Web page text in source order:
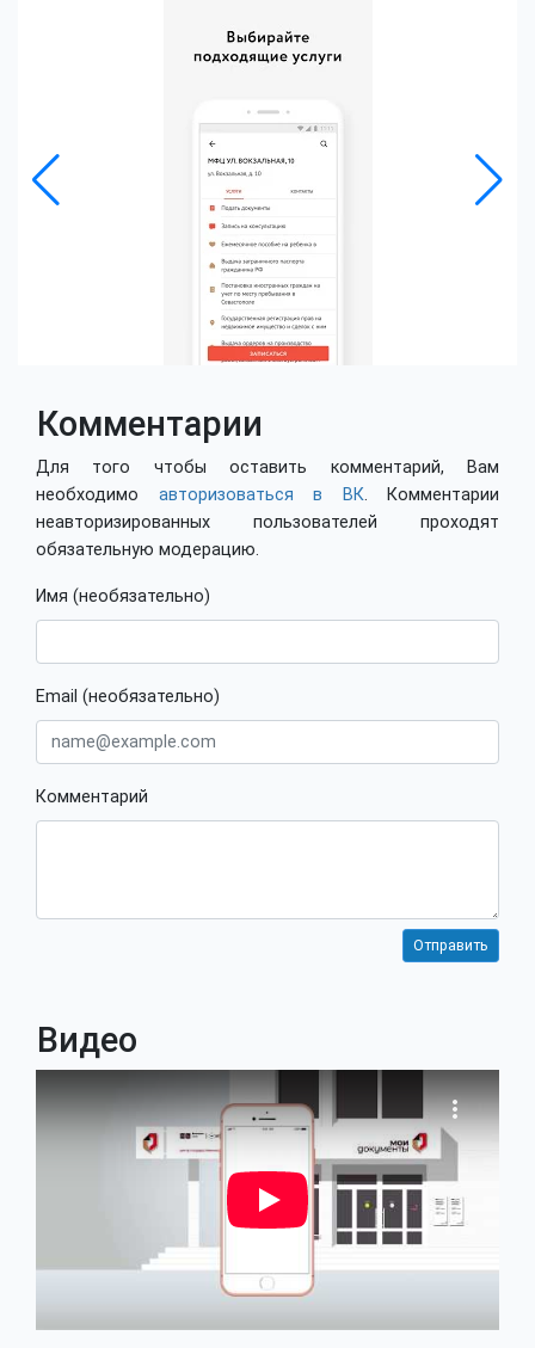
Комментарии
Для того чтобы оставить комментарий, Вам
необходимо авторизоваться в ВК. Комментарии
неавторизированных пользователей проходят
обязательную модерацию.
Имя (необязательно)
Email (необязательно)
Комментарий
Видео